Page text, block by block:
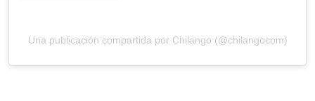
Una publicación compartida por Chilango (@chilangocom)